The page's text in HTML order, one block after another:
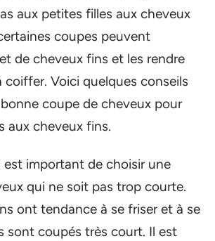
aux petites filles aux cheveux
coupes peuvent
de cheveux fins et les rendre
coiffer. Voici quelques conseils
coupe de cheveux pour
aux cheveux fins.
est important de choisir une
qui ne soit pas trop courte.
ont tendance à se friser et à se
sont coupés très court. Il est